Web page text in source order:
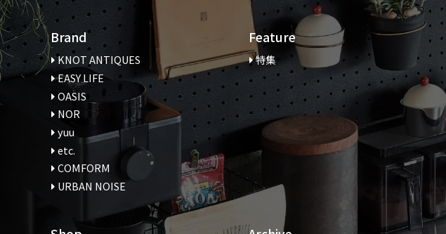
Brand
KNOT ANTIQUES
EASY LIFE
OASIS
NOR
yuu
etc.
COMFORM
URBAN NOISE
Feature
特集